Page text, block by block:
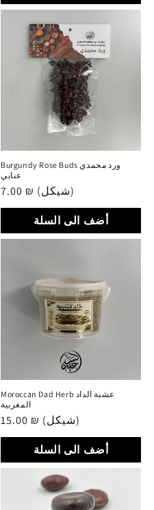
Burgundy Rose Buds ورد محمدي
عنابي
Regular
price
7.00 ₪ (شيكل)
أضف الى السلة
Moroccan Dad Herb عشبة الداد
المغربية
Regular
price
15.00 ₪ (شيكل)
أضف الى السلة